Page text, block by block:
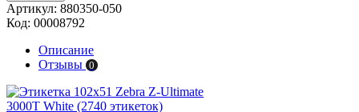
Артикул: 880350-050
Код: 00008792
Описание
Отзывы 0